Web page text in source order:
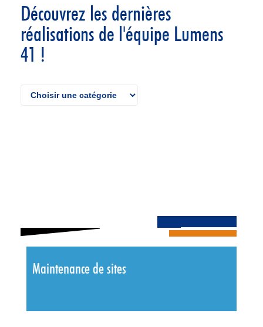
Découvrez les dernières
réalisations de l'équipe Lumens
41 !
Maintenance de sites